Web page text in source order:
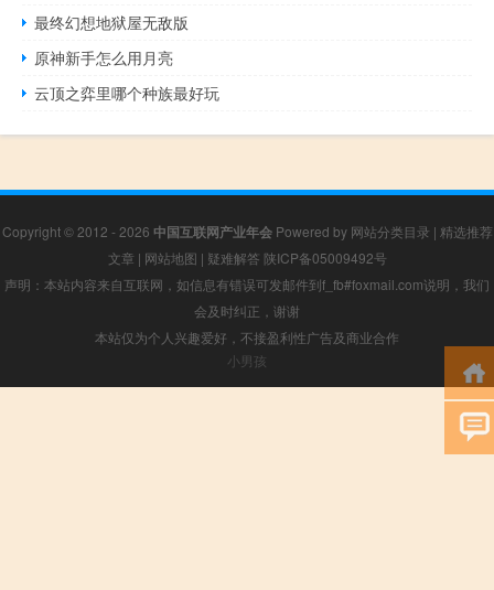
最终幻想地狱屋无敌版
原神新手怎么用月亮
云顶之弈里哪个种族最好玩
Copyright © 2012 - 2026 中国互联网产业年会Powered by 网站分类目录 | 精选推荐
文章 | 网站地图 | 疑难解答 陕ICP备05009492号
声明：本站内容来自互联网，如信息有错误可发邮件到f_fb#foxmail.com说明，我们
会及时纠正，谢谢
本站仅为个人兴趣爱好，不接盈利性广告及商业合作
小男孩